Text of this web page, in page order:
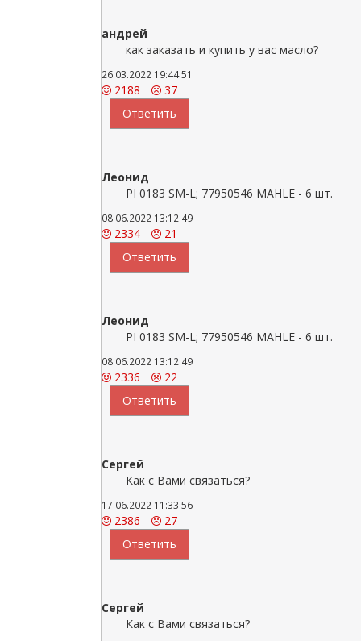
андрей
как заказать и купить у вас масло?
26.03.2022 19:44:51
2188
37
Ответить
Леонид
PI 0183 SM-L; 77950546 MAHLE - 6 шт.
08.06.2022 13:12:49
2334
21
Ответить
Леонид
PI 0183 SM-L; 77950546 MAHLE - 6 шт.
08.06.2022 13:12:49
2336
22
Ответить
Сергей
Как с Вами связаться?
17.06.2022 11:33:56
2386
27
Ответить
Сергей
Как с Вами связаться?